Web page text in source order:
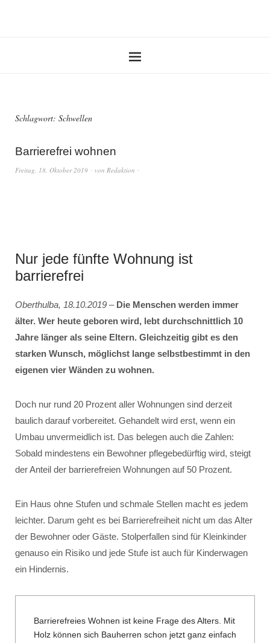
Schlagwort: Schwellen
Barrierefrei wohnen
Freitag, 18. Oktober 2019 von Redaktion
Nur jede fünfte Wohnung ist
barrierefrei
Oberthulba, 18.10.2019 – Die Menschen werden immer
älter. Wer heute geboren wird, lebt durchschnittlich 10
Jahre länger als seine Eltern. Gleichzeitig gibt es den
starken Wunsch, möglichst lange selbstbestimmt in den
eigenen vier Wänden zu wohnen.
Doch nur rund 20 Prozent aller Wohnungen sind derzeit
baulich darauf vorbereitet. Gehandelt wird erst, wenn ein
Umbau unvermeidlich ist. Das belegen auch die Zahlen:
Sobald mindestens ein Bewohner pflegebedürftig wird, steigt
der Anteil der barrierefreien Wohnungen auf 50 Prozent.
Ein Haus ohne Stufen und schmale Stellen macht es jedem
leichter. Darum geht es bei Barrierefreiheit nicht um das Alter
der Bewohner oder Gäste. Stolperfallen sind für Kleinkinder
genauso ein Risiko und jede Stufe ist auch für Kinderwagen
ein Hindernis.
Barrierefreies Wohnen ist keine Frage des Alters. Mit
Holz können sich Bauherren schon jetzt ganz einfach